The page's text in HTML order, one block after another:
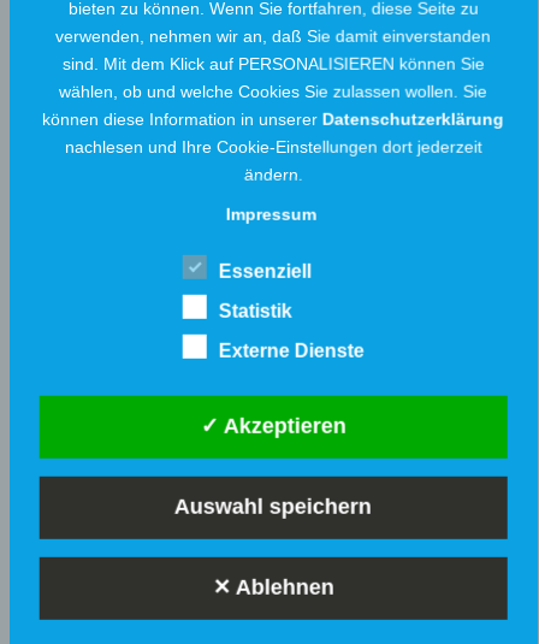
angeschlossen, Restarbeiten im
August
Die Stadtwerke Löhne haben einen
wichtigen Meilenstein beim Ausbau der
Nahwärmeversorgung erreicht: Die neue
Nahwärmeleitung von der Heizzentrale bis
genommen worden. Die ersten
mit Nahwärme versorgt. Im August stehen
nun Restarbeiten im öffentlichen Raum an.
29. Juli 2026
KUNDENSERVICE
bieten zu können. Wenn Sie fortfahren, diese Seite zu
verwenden, nehmen wir an, daß Sie damit einverstanden
sind. Mit dem Klick auf PERSONALISIEREN können Sie
wählen, ob und welche Cookies Sie zulassen wollen. Sie
können diese Information in unserer Datenschutzerklärung
nachlesen und Ihre Cookie-Einstellungen dort jederzeit
ändern.
Impressum
Essenziell
Statistik
Externe Dienste
✓ Akzeptieren
Auswahl speichern
✕ Ablehnen